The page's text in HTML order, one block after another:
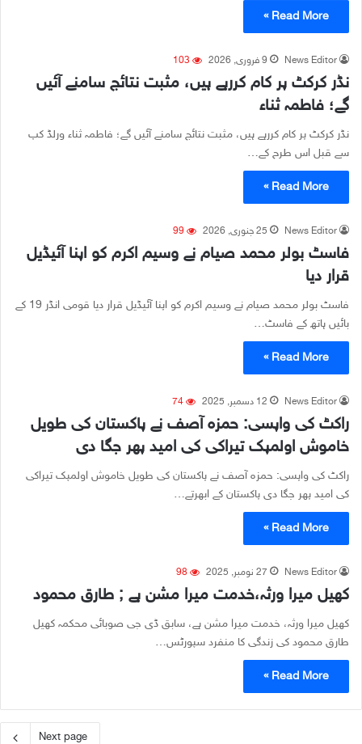
Read More »
News Editor 9 فروری, 2026 103
نڈر کرکٹ پر کام کررہے ہیں، مثبت نتائج سامنے آئیں
گے؛ فاطمہ ثناء
نڈر کرکٹ پر کام کررہے ہیں، مثبت نتائج سامنے آئیں گے؛ فاطمہ ثناء ورلڈ کپ
سے قبل اس طرح کے…
Read More »
News Editor 25 جنوری, 2026 99
فاسٹ بولر محمد صیام نے وسیم اکرم کو اپنا آئیڈیل
قرار دیا
فاسٹ بولر محمد صیام نے وسیم اکرم کو اپنا آئیڈیل قرار دیا قومی انڈر 19 کے
بائیں ہاتھ کے فاسٹ…
Read More »
News Editor 12 دسمبر, 2025 74
راکٹ کی واپسی: حمزہ آصف نے پاکستان کی طویل
خاموش اولمپک تیراکی کی امید پھر جگا دی
راکٹ کی واپسی: حمزہ آصف نے پاکستان کی طویل خاموش اولمپک تیراکی
کی امید پھر جگا دی پاکستان کے ابھرتے…
Read More »
News Editor 27 نومبر, 2025 98
کھیل میرا ورثہ،خدمت میرا مشن ہے ; طارق محمود
کھیل میرا ورثہ، خدمت میرا مشن ہے، سابق ڈی جی صوبائی محکمہ کھیل
طارق محمود کی زندگی کا منفرد سپورٹس…
Read More »
Next page